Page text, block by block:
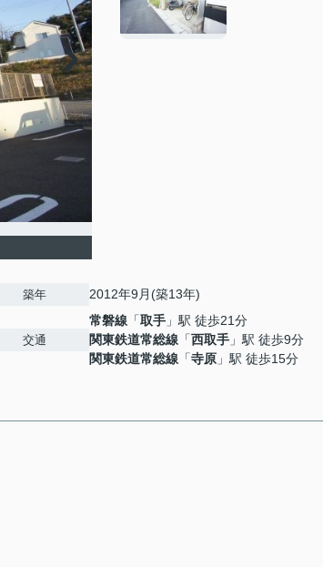
築年 2012年9月(築13年)
交通
常磐線 「取手 」駅 徒歩21分
関東鉄道常総線 「西取手 」駅 徒歩9分
関東鉄道常総線 「寺原 」駅 徒歩15分